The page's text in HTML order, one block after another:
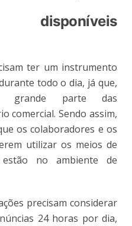
ter um instrumento
todo o dia, já que,
grande parte das
comercial. Sendo assim,
os colaboradores e os
utilizar os meios de
no ambiente de
precisam considerar
24 horas por dia,